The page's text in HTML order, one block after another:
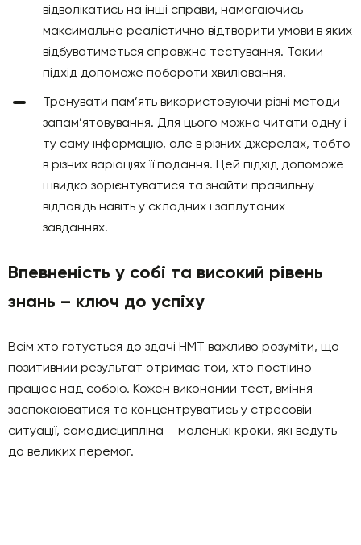
відволікатись на інші справи, намагаючись
максимально реалістично відтворити умови в яких
відбуватиметься справжнє тестування. Такий
підхід допоможе побороти хвилювання.
Тренувати пам’ять використовуючи різні методи
запам’ятовування. Для цього можна читати одну і
ту саму інформацію, але в різних джерелах, тобто
в різних варіаціях її подання. Цей підхід допоможе
швидко зорієнтуватися та знайти правильну
відповідь навіть у складних і заплутаних
завданнях.
Впевненість у собі та високий рівень
знань – ключ до успіху
Всім хто готується до здачі НМТ важливо розуміти, що
позитивний результат отримає той, хто постійно
працює над собою. Кожен виконаний тест, вміння
заспокоюватися та концентруватись у стресовій
ситуації, самодисципліна – маленькі кроки, які ведуть
до великих перемог.